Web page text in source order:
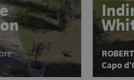
Capo